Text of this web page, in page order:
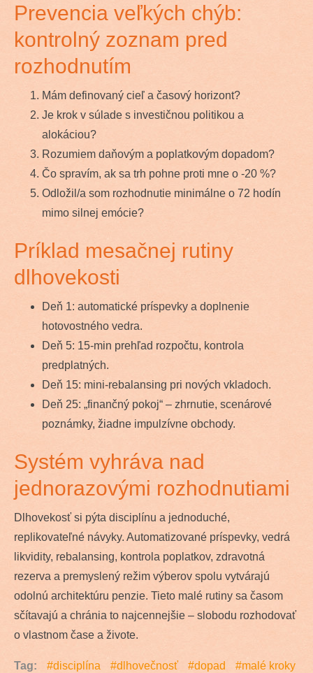
Prevencia veľkých chýb:
kontrolný zoznam pred
rozhodnutím
Mám definovaný cieľ a časový horizont?
Je krok v súlade s investičnou politikou a
alokáciou?
Rozumiem daňovým a poplatkovým dopadom?
Čo spravím, ak sa trh pohne proti mne o -20 %?
Odložil/a som rozhodnutie minimálne o 72 hodín
mimo silnej emócie?
Príklad mesačnej rutiny
dlhovekosti
Deň 1: automatické príspevky a doplnenie
hotovostného vedra.
Deň 5: 15-min prehľad rozpočtu, kontrola
predplatných.
Deň 15: mini-rebalansing pri nových vkladoch.
Deň 25: „finančný pokoj“ – zhrnutie, scenárové
poznámky, žiadne impulzívne obchody.
Systém vyhráva nad
jednorazovými rozhodnutiami
Dlhovekosť si pýta disciplínu a jednoduché,
replikovateľné návyky. Automatizované príspevky, vedrá
likvidity, rebalansing, kontrola poplatkov, zdravotná
rezerva a premyslený režim výberov spolu vytvárajú
odolnú architektúru penzie. Tieto malé rutiny sa časom
sčítavajú a chránia to najcennejšie – slobodu rozhodovať
o vlastnom čase a živote.
Tag: disciplína dlhovečnosť dopad
malé kroky